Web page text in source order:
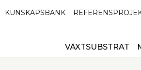
VÄXTSUBSTRAT
KUNSKAPSBANK